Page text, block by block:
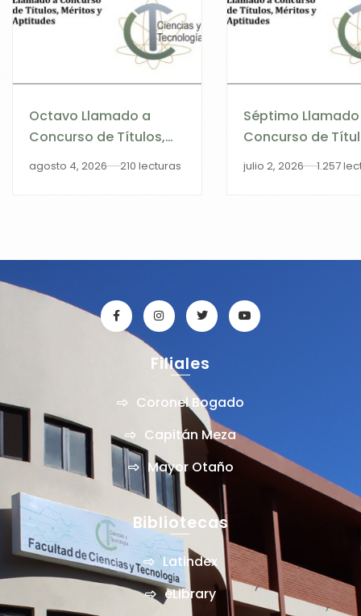
Octavo Llamado a
Concurso de Títulos,
Méritos y Aptitudes
agosto 4, 2026 210 lecturas
Séptimo
Concurso de
Méritos y
julio 2, 2026 1.257
Filiales
Coronel Bogado
Capitán Meza
Mayor Otaño
Bibliotecas
Latindex
eLibrary